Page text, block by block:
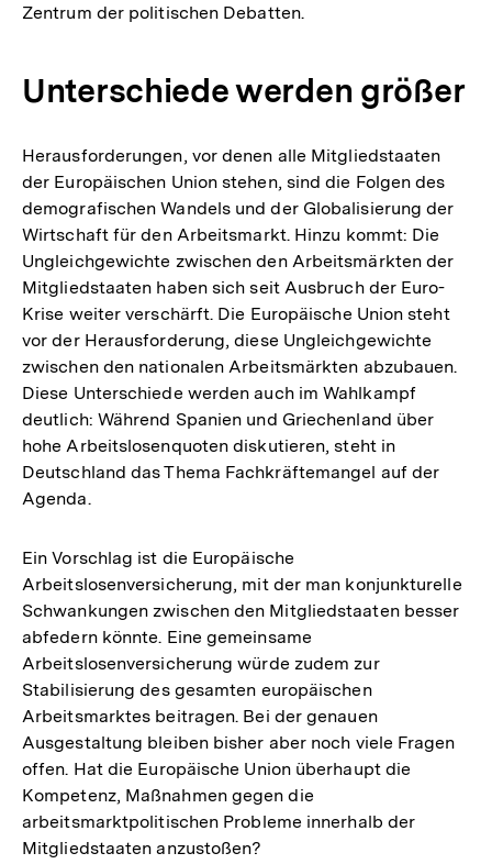
Zentrum der politischen Debatten.
Unterschiede werden größer
Herausforderungen, vor denen alle Mitgliedstaaten
der Europäischen Union stehen, sind die Folgen des
demografischen Wandels und der Globalisierung der
Wirtschaft für den Arbeitsmarkt. Hinzu kommt: Die
Ungleichgewichte zwischen den Arbeitsmärkten der
Mitgliedstaaten haben sich seit Ausbruch der Euro-
Krise weiter verschärft. Die Europäische Union steht
vor der Herausforderung, diese Ungleichgewichte
zwischen den nationalen Arbeitsmärkten abzubauen.
Diese Unterschiede werden auch im Wahlkampf
deutlich: Während Spanien und Griechenland über
hohe Arbeitslosenquoten diskutieren, steht in
Deutschland das Thema Fachkräftemangel auf der
Agenda.
Ein Vorschlag ist die Europäische
Arbeitslosenversicherung, mit der man konjunkturelle
Schwankungen zwischen den Mitgliedstaaten besser
abfedern könnte. Eine gemeinsame
Arbeitslosenversicherung würde zudem zur
Stabilisierung des gesamten europäischen
Arbeitsmarktes beitragen. Bei der genauen
Ausgestaltung bleiben bisher aber noch viele Fragen
offen. Hat die Europäische Union überhaupt die
Kompetenz, Maßnahmen gegen die
arbeitsmarktpolitischen Probleme innerhalb der
Mitgliedstaaten anzustoßen?